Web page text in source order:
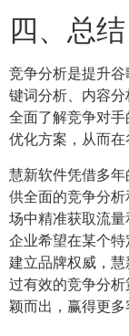
四、总结
竞争分析是提升
键词分析、内容
全面了解竞争对
优化方案，从而在
慧新软件凭借多
供全面的竞争分
场中精准获取流
企业希望在某个
建立品牌权威，
过有效的竞争分
颖而出，赢得更多